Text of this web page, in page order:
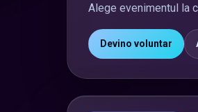
Alege evenimentul la
Devino voluntar